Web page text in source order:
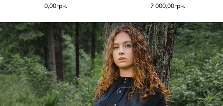
грн.
0,00 грн.
7 000,00